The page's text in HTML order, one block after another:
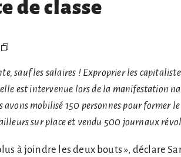
de classe
sauf les salaires ! Exproprier les
est intervenue lors de la manifestation
avons mobilisé 150 personnes pour former
sur place et vendu 500 journaux
à joindre les deux bouts », déclare